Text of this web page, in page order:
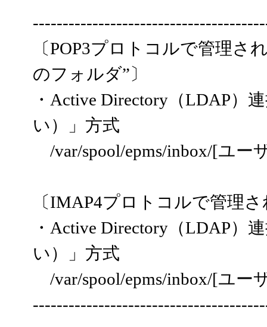
〔POP3プロトコルで管理
のフォルダ”〕
・Active Directory（LDAP）
い）」方式
/var/spool/epms/inbox/[ユー
〔IMAP4プロトコルで管理
・Active Directory（LDAP）
い）」方式
/var/spool/epms/inbox/[ユー